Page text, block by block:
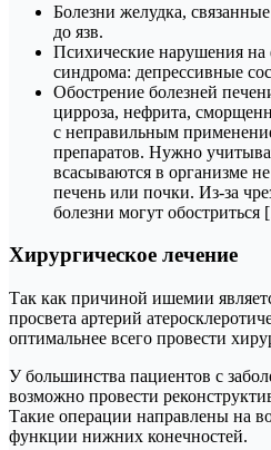
Болезни желудка,
до язв.
Психические нарушения на
синдрома: депрессивные
Обострение болезней
цирроза, нефрита,
с неправильным
препаратов. Нужно
всасываются в организме
печень или почки. Из-за
болезни могут обостриться
Хирургическое лечение
Так как причиной ишемии
просвета артерий
оптимальнее всего провести
У большинства пациентов с
возможно провести
Такие операции направлены на
функции нижних конечностей.